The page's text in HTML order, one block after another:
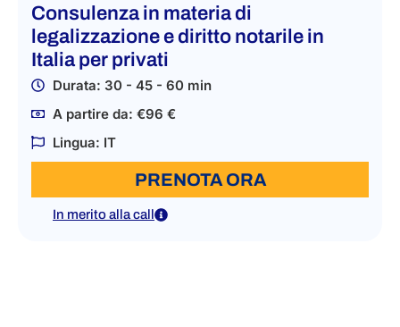
Consulenza in materia di
legalizzazione e diritto notarile in
Italia per privati
Durata: 30 - 45 - 60 min
A partire da: €96 €
Lingua: IT
PRENOTA ORA
In merito alla call